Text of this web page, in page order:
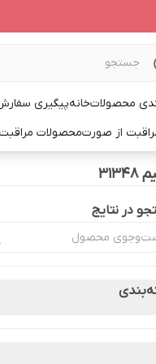
محصولاتخانهپیگیری
از صورتمحصولات
در نتایج